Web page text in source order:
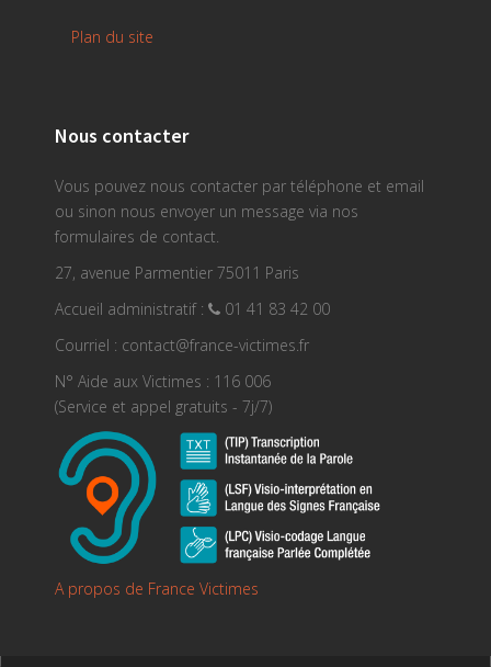
Plan du site
Nous contacter
Vous pouvez nous contacter par téléphone et email
ou sinon nous envoyer un message via nos
formulaires de contact.
27, avenue Parmentier 75011 Paris
Accueil administratif :
01 41 83 42 00
Courriel : contact@france-victimes.fr
N° Aide aux Victimes : 116 006
(Service et appel gratuits - 7j/7)
A propos de France Victimes